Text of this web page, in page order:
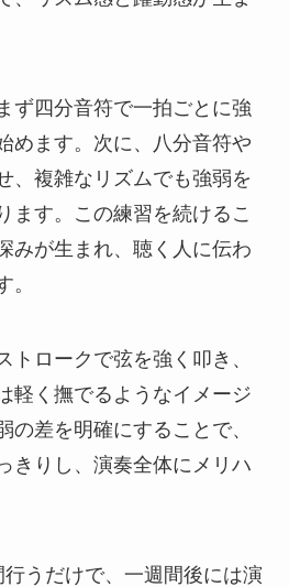
ず四分音符で一拍ごとに強
めます。次に、八分音符や
、複雑なリズムでも強弱を
ます。この練習を続けるこ
みが生まれ、聴く人に伝わ
。
トロークで弦を強く叩き、
軽く撫でるようなイメージ
の差を明確にすることで、
きりし、演奏全体にメリハ
うだけで、一週間後には演